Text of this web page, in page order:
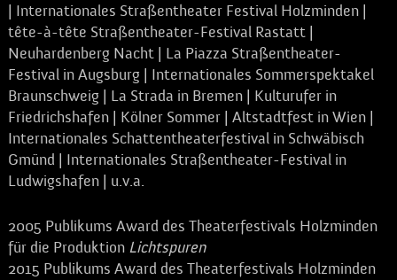
| Internationales Straßentheater Festival Holzminden |
tête-à-tête Straßentheater-Festival Rastatt |
Neuhardenberg Nacht | La Piazza Straßentheater-
Festival in Augsburg | Internationales Sommerspektakel
Braunschweig | La Strada in Bremen | Kulturufer in
Friedrichshafen | Kölner Sommer | Altstadtfest in Wien |
Internationales Schattentheaterfestival in Schwäbisch
Gmünd | Internationales Straßentheater-Festival in
Ludwigshafen | u.v.a.
2005 Publikums Award des Theaterfestivals Holzminden
für die Produktion Lichtspuren
2015 Publikums Award des Theaterfestivals Holzminden